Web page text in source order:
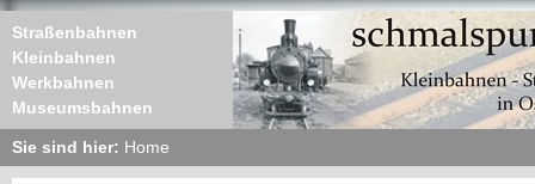
Straßenbahnen
Kleinbahnen
Werkbahnen
Museumsbahnen
Sie sind hier: Home